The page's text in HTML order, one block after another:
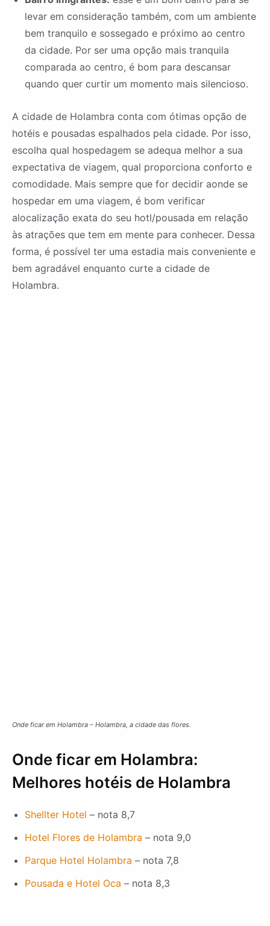
levar em consideração também, com um ambiente
bem tranquilo e sossegado e próximo ao centro
da cidade. Por ser uma opção mais tranquila
comparada ao centro, é bom para descansar
quando quer curtir um momento mais silencioso.
A cidade de Holambra conta com ótimas opção de
hotéis e pousadas espalhados pela cidade. Por isso,
escolha qual hospedagem se adequa melhor a sua
expectativa de viagem, qual proporciona conforto e
comodidade. Mais sempre que for decidir aonde se
hospedar em uma viagem, é bom verificar
alocalização exata do seu hotl/pousada em relação
às atrações que tem em mente para conhecer. Dessa
forma, é possível ter uma estadia mais conveniente e
bem agradável enquanto curte a cidade de
Holambra.
Onde ficar em Holambra – Holambra, a cidade das flores.
Onde ficar em Holambra:
Melhores hotéis de Holambra
Shellter Hotel – nota 8,7
Hotel Flores de Holambra – nota 9,0
Parque Hotel Holambra – nota 7,8
Pousada e Hotel Oca – nota 8,3